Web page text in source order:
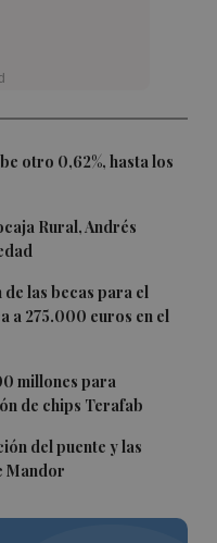
otro 0,62%, hasta los
Rural, Andrés
las becas para el
a 275.000 euros en el
millones para
de chips Terafab
del puente y las
Mandor